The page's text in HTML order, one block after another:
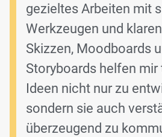
gezieltes Arbeiten mit
Werkzeugen und
Skizzen, Moodboards
Storyboards helfen mir
Ideen nicht nur zu
sondern sie auch
überzeugend zu